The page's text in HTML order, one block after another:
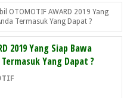
OTOMOTIF AWARD 2019 Yang
Termasuk Yang Dapat ?
2019 Yang Siap Bawa
Yang Dapat ?